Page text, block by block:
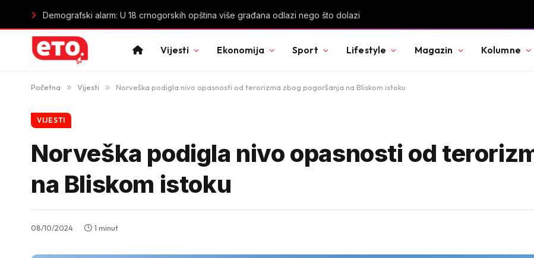
Demografski alarm: U 18 crnogorskih opština više građana odlazi nego što dolazi
Vijesti Ekonomija Sport Lifestyle Magazin Kolumne
Početna » Vijesti » Norveška podigla nivo opasnosti od terorizma zbog pogoršanja na Bliskom istoku
VIJESTI
Norveška podigla nivo opasnosti od
na Bliskom istoku
08/10/2024 1 minut